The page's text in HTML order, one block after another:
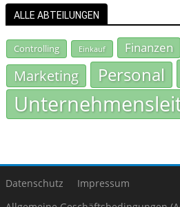
ALLE ABTEILUNGEN
Controlling Einkauf Finanzen
Marketing Personal
Datenschutz
Impressum